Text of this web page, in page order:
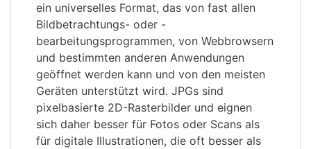
ein universelles Format, das von fast allen
Bildbetrachtungs- oder -
bearbeitungsprogrammen, von Webbrowsern
und bestimmten anderen Anwendungen
geöffnet werden kann und von den meisten
Geräten unterstützt wird. JPGs sind
pixelbasierte 2D-Rasterbilder und eignen
sich daher besser für Fotos oder Scans als
für digitale Illustrationen, die oft besser als